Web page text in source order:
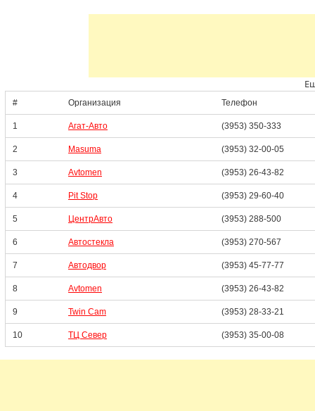
# Организация Телефон
1 Агат-Авто (3953) 350-333
2 Masuma (3953) 32-00-05
3 Avtomen (3953) 26-43-82
4 Pit Stop (3953) 29-60-40
5 ЦентрАвто (3953) 288-500
6 Автостекла (3953) 270-567
7 Автодвор (3953) 45-77-77
8 Avtomen (3953) 26-43-82
9 Twin Cam (3953) 28-33-21
10 ТЦ Север (3953) 35-00-08